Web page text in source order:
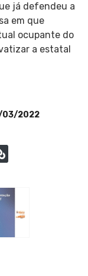
já defendeu a
em que
ocupante do
a estatal
2022